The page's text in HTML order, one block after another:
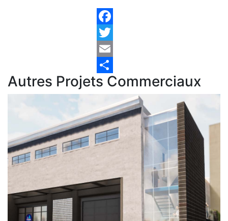
Facebook
Twitter
Email
Share
Autres Projets Commerciaux